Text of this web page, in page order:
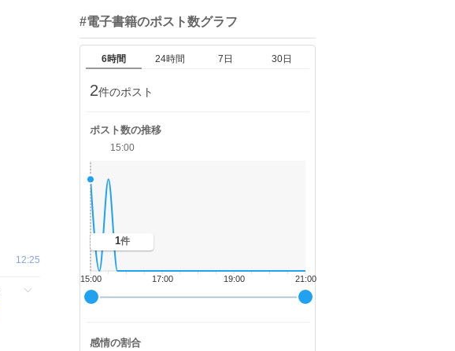
12:25
#電子書籍のポスト数グラフ
6時間 24時間 7日 30日
2件のポスト
ポスト数の推移
21:00
19:00
17:00
15:00
15:00
1件
感情の割合